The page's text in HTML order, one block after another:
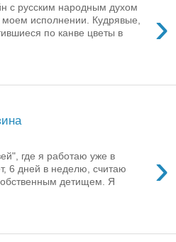
›
с русским народным духом
исполнении. Кудрявые,
по канве цветы в
›
где я работаю уже в
6 дней в неделю, считаю
детищем. Я